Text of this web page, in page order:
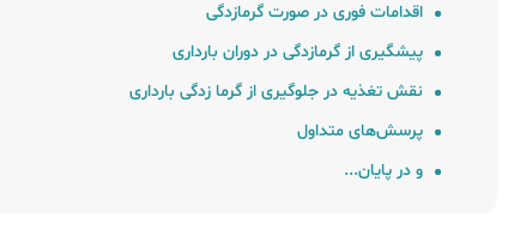
اقدامات فوری در صورت گرمازدگی
پیشگیری از گرمازدگی در دوران بارداری
نقش تغذیه در جلوگیری از گرما زدگی بارداری
پرسش‌های متداول
و در پایان...